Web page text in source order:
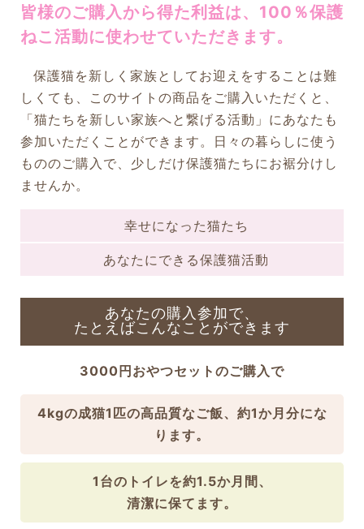
皆様のご購入から得た利益は、100％保護
ねこ活動に使わせていただきます。
保護猫を新しく家族としてお迎えをすることは難
しくても、このサイトの商品をご購入いただくと、
「猫たちを新しい家族へと繋げる活動」にあなたも
参加いただくことができます。日々の暮らしに使う
もののご購入で、少しだけ保護猫たちにお裾分けし
ませんか。
幸せになった猫たち
あなたにできる保護猫活動
あなたの購入参加で、
たとえばこんなことができます
3000円おやつセットのご購入で
4kgの成猫1匹の高品質なご飯、約1か月分にな
ります。
1台のトイレを約1.5か月間、
清潔に保てます。